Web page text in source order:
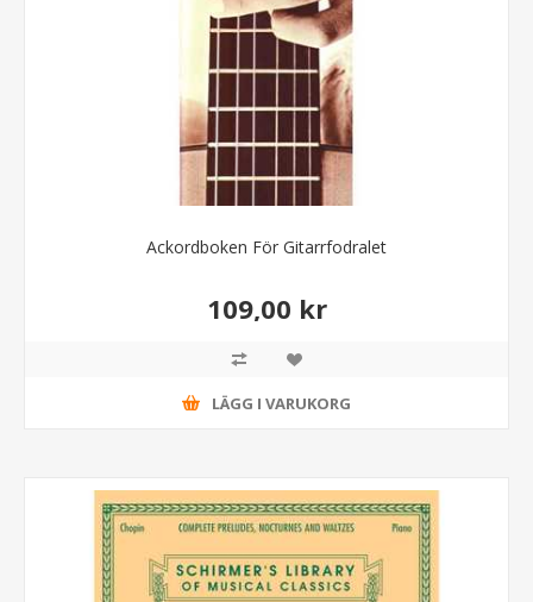
Ackordboken För Gitarrfodralet
109,00 kr
LÄGG I VARUKORG